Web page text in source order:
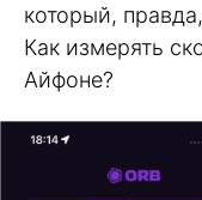
который,
Как измерять
Айфоне?